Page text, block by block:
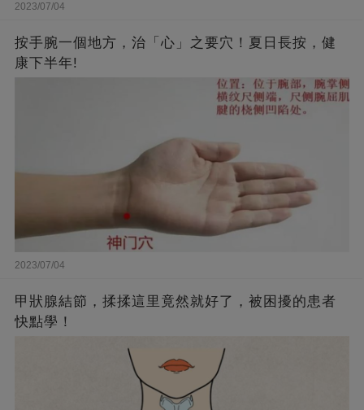
2023/07/04
按手腕一個地方，治「心」之要穴！夏日長按，健
康下半年!
2023/07/04
甲狀腺結節，揉揉這里竟然就好了，被困擾的患者
快點學！